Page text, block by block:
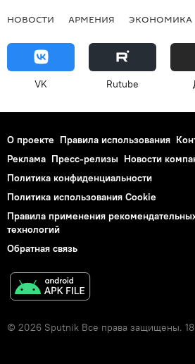
НОВОСТИ АРМЕНИЯ ЭКОНОМИКА
VK Rutube
О проекте Правила использования
Реклама Пресс-релизы Новости
Политика конфиденциальности
Политика использования Cookie
Правила применения
технологий
Обратная связь
© 2026 Sputnik Все права защищены.